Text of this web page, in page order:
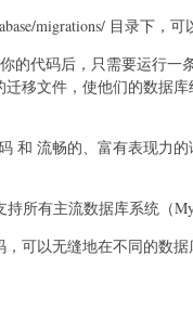
migrations/ 目录下，
的代码后，只需要运行一
移文件，使他们的数据库
和 流畅的、富有表现力
持所有主流数据库系统（
可以无缝地在不同的数